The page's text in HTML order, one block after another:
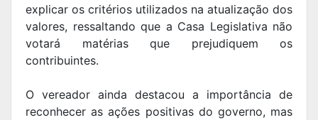
explicar os critérios utilizados na atualização dos
valores, ressaltando que a Casa Legislativa não
votará matérias que prejudiquem os
contribuintes.
O vereador ainda destacou a importância de
reconhecer as ações positivas do governo, mas